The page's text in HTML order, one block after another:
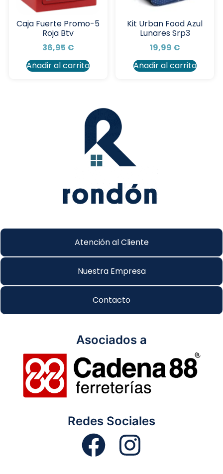
Caja Fuerte Promo-5
Roja Btv
36,95 €
Añadir al carrito
Kit Urban Food Azul
Lunares Srp3
19,99 €
Añadir al carrito
Atención al Cliente
Nuestra Empresa
Contacto
Asociados a
Redes Sociales